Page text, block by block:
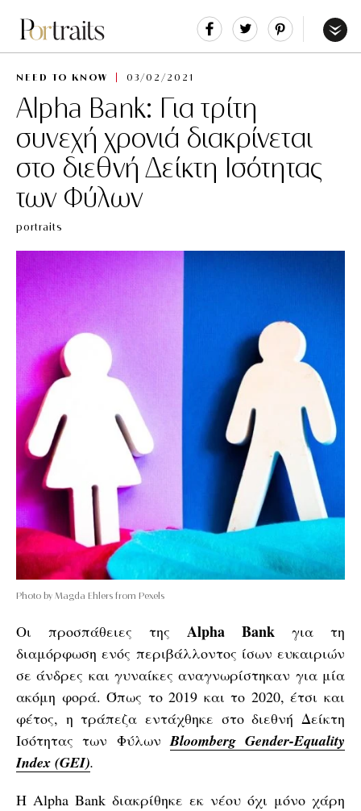
Share Tweet
NEED TO KNOW 03/02/2021
Alpha Bank: Για τρίτη
συνεχή χρονιά διακρίνεται
στο διεθνή Δείκτη Ισότητας
των Φύλων
portraits
Photo by Magda Ehlers from Pexels
Οι προσπάθειες της Alpha Bank για τη
διαμόρφωση ενός περιβάλλοντος ίσων ευκαιριών
σε άνδρες και γυναίκες αναγνωρίστηκαν για μία
ακόμη φορά. Όπως το 2019 και το 2020, έτσι και
φέτος, η τράπεζα εντάχθηκε στο διεθνή Δείκτη
Ισότητας των ΦύλωνBloomberg Gender-Equality
Index (GEI).
Η Alpha Bank διακρίθηκε εκ νέου όχι μόνο χάρη